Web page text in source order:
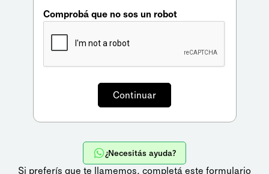
Comprobá que no sos un robot
¿Necesitás ayuda?
Si preferís que te llamemos, completá este formulario